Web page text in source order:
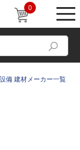
0
備 建材メーカー一覧